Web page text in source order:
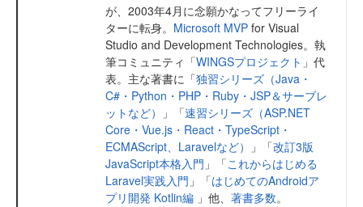
が、2003年4月に念願かなってフリーライ
ターに転身。 Microsoft MVP for Visual
Studio and Development Technologies。執
筆コミュニティ「WINGSプロジェクト 」代
表。主な著書に「独習シリーズ（Java・
C#・Python・PHP・Ruby・JSP＆サーブレ
ットなど）
」「速習シリーズ（ASP.NET
Core・Vue.js・React・TypeScript・
ECMAScript、Laravelなど）
」「改訂3版
JavaScript本格入門 」「これからはじめる
Laravel実践入門 」「はじめてのAndroidア
プリ開発 Kotlin編 」他、 著書多数。